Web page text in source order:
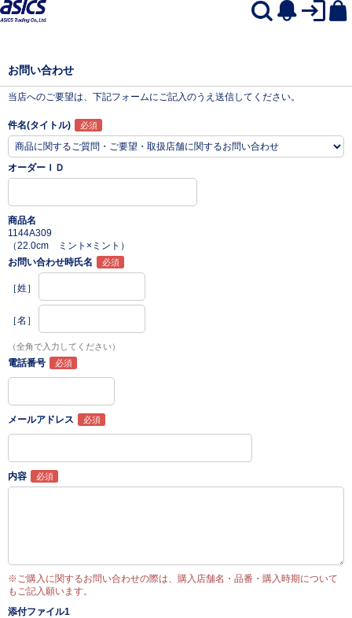
お問い合わせ
当店へのご要望は、下記フォームにご記入のうえ送信してください。
件名(タイトル)
オーダーＩＤ
商品名
1144A309
（22.0cm ミント×ミント）
お問い合わせ時氏名
［姓］
［名］
（全角で入力してください）
電話番号
メールアドレス
内容
※ご購入に関するお問い合わせの際は、購入店舗名・品番・購入時期について
もご記入願います。
添付ファイル1